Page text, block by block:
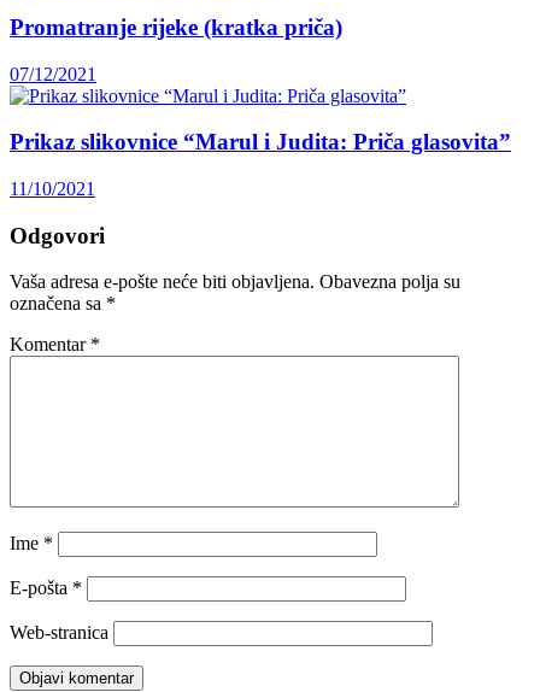
Promatranje rijeke (kratka priča)
07/12/2021
Prikaz slikovnice “Marul i Judita: Priča glasovita”
11/10/2021
Odgovori
Vaša adresa e-pošte neće biti objavljena. Obavezna polja su
označena sa *
Komentar *
Ime *
E-pošta *
Web-stranica